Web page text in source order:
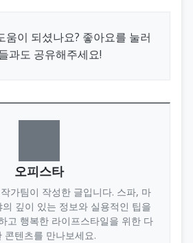
움이 되셨나요? 좋아요를 눌러
과도 공유해주세요!
오피스타
가팀이 작성한 글입니다. 스파, 마
깊이 있는 정보와 실용적인 팁을
고 행복한 라이프스타일을 위한 다
콘텐츠를 만나보세요.